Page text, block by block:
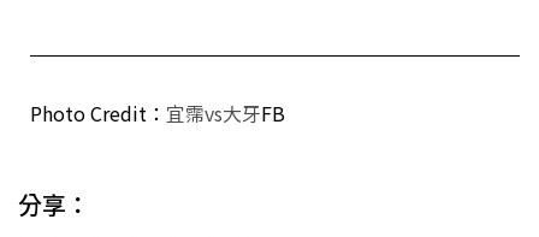
Photo Credit： 宜霈vs大牙FB
分享：